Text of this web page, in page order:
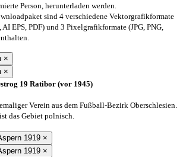
Person, herunterladen werden.
sind 4 verschiedene Vektorgrafikformate
AI EPS, PDF) und 3 Pixelgrafikformate (JPG, PNG,
×
×
19 Ratibor (vor 1945)
Verein aus dem Fußball-Bezirk Oberschlesien.
das Gebiet polnisch.
×
×